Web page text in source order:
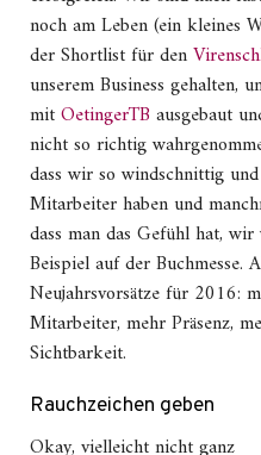
noch am Leben (ein kleines
der Shortlist für den
unserem Business gehalten,
mitOetingerTB ausgebaut
nicht so richtig
dass wir so windschnittig
Mitarbeiter haben und
dass man das Gefühl hat,
Beispiel auf der Buchmesse.
Neujahrsvorsätze für 2016:
Mitarbeiter, mehr Präsenz,
Sichtbarkeit.
Rauchzeichen geben